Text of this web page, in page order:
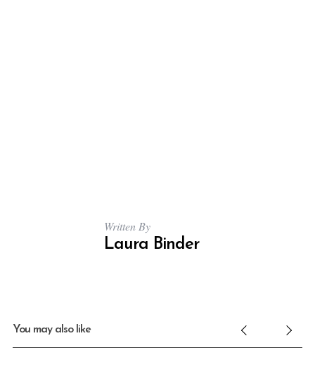
Written By
Laura Binder
You may also like
S